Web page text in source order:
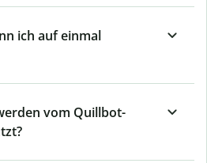
ich auf einmal
vom Quillbot-